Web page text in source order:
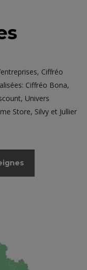
Ciffréo
Ciffréo Bona,
Univers
Store, Silvy et Jullier